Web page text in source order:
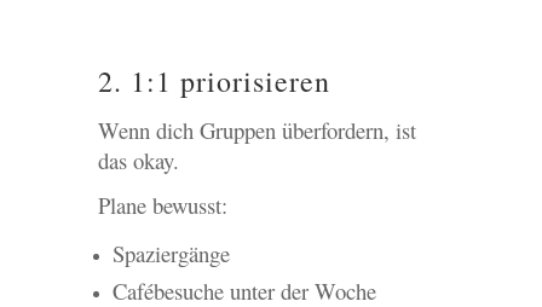
2. 1:1 priorisieren
Wenn dich Gruppen überfordern, ist
das okay.
Plane bewusst:
Spaziergänge
Cafébesuche unter der Woche